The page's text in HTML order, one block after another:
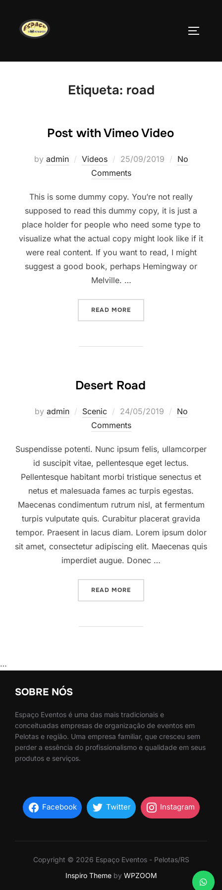
content
Etiqueta: road
Post with Vimeo Video
by admin Videos
Posted
on
25/09/2019
No
Comments
This is some dummy copy. You’re not really
supposed to read this dummy copy, it is just a
place holder for people who need some type to
visualize what the actual copy might look like if it
were real content. If you want to read, I might
suggest a good book, perhaps Hemingway or
Melville. …
READ MORE
Desert Road
by admin Scenic
Posted
on
24/05/2019
No
Comments
Suspendisse potenti. Nunc ipsum felis, ullamcorper
id suscipit vitae, pellentesque eget lectus.
Pellentesque habitant morbi tristique senectus et
netus et malesuada fames ac turpis egestas.
Maecenas condimentum rutrum nisl, at fermentum
turpis vulputate quis. Curabitur placerat gravida
tempor. Praesent in lacus diam. Lorem ipsum dolor
sit amet, consectetur adipiscing elit. Maecenas quis
imperdiet augue. Donec …
READ MORE
…
SOBRE NÓS
Espaço Eventos é uma das mais tradicionais e
conceituadas empresas de organização de eventos em
Pelotas e região. Uma empresa familiar, que cresceu sem
perder a essência do profissionalismo e qualidade em seus
produtos e serviços.
Facebook Twitter Instagram
Copyright © 2026 Espaço Eventos - Pelotas/RS
Inspiro Themeby WPZOOM